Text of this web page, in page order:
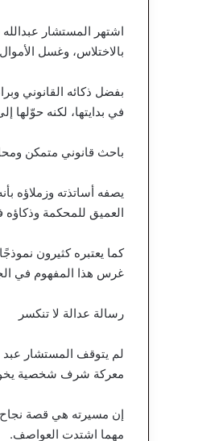
اشتهر المستشار
بالاختلاس، وغسل
بفضل ذكائه القانوني
في بدايتها، لكنه حوّلها
باحث قانوني متمكن
يصفه أساتذته وزملاؤه
العميق للمحكمة
كما يعتبره كثيرون
غرس هذا المفهوم في
رسالة عدالة لا تنكسر
لم يتوقف المستشار
معركة شرف شخصية
إن مسيرته هي قصة نجاح
مهما اشتدت العواصف.